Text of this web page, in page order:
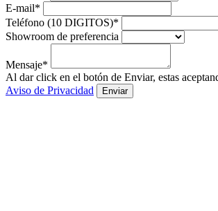
E-mail*
Teléfono (10 DIGITOS)*
Showroom de preferencia
Mensaje*
Al dar click en el botón de Enviar, estas
Aviso de Privacidad